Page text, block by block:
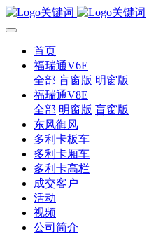
首页
福瑞通V6E
全部 盲窗版 明窗版
福瑞通V8E
全部 明窗版 盲窗版
东风御风
多利卡板车
多利卡厢车
多利卡高栏
成交客户
活动
视频
公司简介